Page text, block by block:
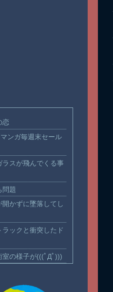
恋
ンガ毎週末セール
ラスが飛んでくる事
問題
開かずに墜落してし
ラックと衝突したド
室の様子が(((ﾟДﾟ)))